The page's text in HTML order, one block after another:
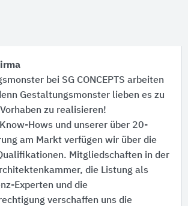
bei SG CONCEPTS arbeiten
Gestaltungsmonster lieben es zu
zu realisieren!
Hows und unserer über 20-
am Markt verfügen wir über die
Mitgliedschaften in der
die Listung als
Experten und die
verschaffen uns die